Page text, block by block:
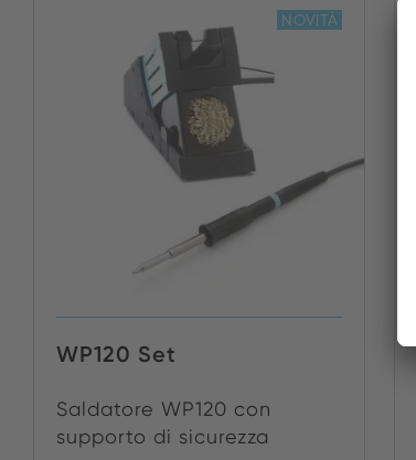
WP120 Set
Saldatore WP120 con
supporto di sicurezza
NOVITÀ